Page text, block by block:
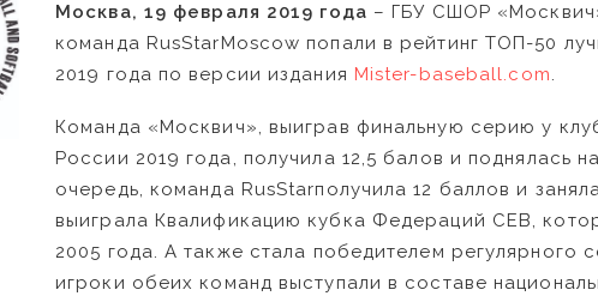
Москва, 19 февраля 2019 года – ГБУ СШОР
команда RusStarMoscow попали в рейтинг ТОП-50
2019 года по версии издания Mister-baseball.com.
Команда «Москвич», выиграв финальную серию у
России 2019 года, получила 12,5 балов и поднялась
очередь, команда RusStarполучила 12 баллов и
выиграла Квалификацию кубка Федераций СЕВ,
2005 года. А также стала победителем регулярного
игроки обеих команд выступали в составе